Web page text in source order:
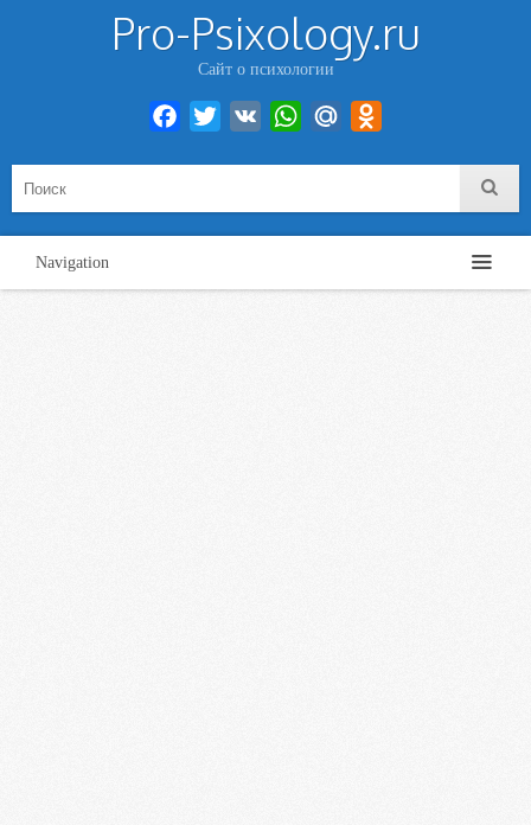
Pro-Psixology.ru
Сайт о психологии
Facebook
Twitter VK WhatsAppMail.Ru
Navigation